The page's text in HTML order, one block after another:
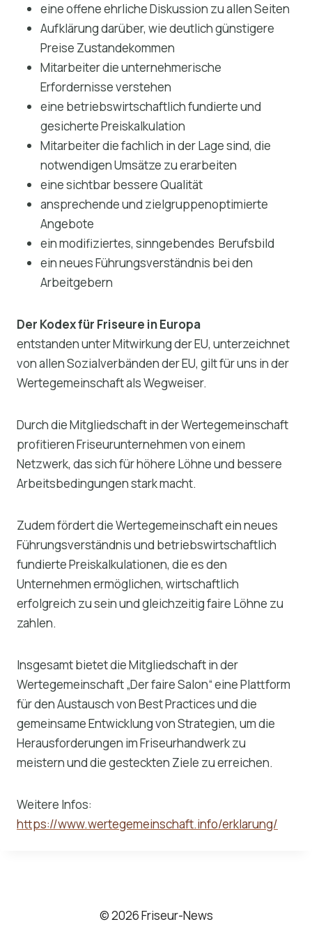
eine offene ehrliche Diskussion zu allen Seiten
Aufklärung darüber, wie deutlich günstigere
Preise Zustandekommen
Mitarbeiter die unternehmerische
Erfordernisse verstehen
eine betriebswirtschaftlich fundierte und
gesicherte Preiskalkulation
Mitarbeiter die fachlich in der Lage sind, die
notwendigen Umsätze zu erarbeiten
eine sichtbar bessere Qualität
ansprechende und zielgruppenoptimierte
Angebote
ein modifiziertes, sinngebendes Berufsbild
ein neues Führungsverständnis bei den
Arbeitgebern
Der Kodex für Friseure in Europa
entstanden unter Mitwirkung der EU, unterzeichnet
von allen Sozialverbänden der EU, gilt für uns in der
Wertegemeinschaft als Wegweiser.
Durch die Mitgliedschaft in der Wertegemeinschaft
profitieren Friseurunternehmen von einem
Netzwerk, das sich für höhere Löhne und bessere
Arbeitsbedingungen stark macht.
Zudem fördert die Wertegemeinschaft ein neues
Führungsverständnis und betriebswirtschaftlich
fundierte Preiskalkulationen, die es den
Unternehmen ermöglichen, wirtschaftlich
erfolgreich zu sein und gleichzeitig faire Löhne zu
zahlen.
Insgesamt bietet die Mitgliedschaft in der
Wertegemeinschaft „Der faire Salon“ eine Plattform
für den Austausch von Best Practices und die
gemeinsame Entwicklung von Strategien, um die
Herausforderungen im Friseurhandwerk zu
meistern und die gesteckten Ziele zu erreichen.
Weitere Infos:
https://www.wertegemeinschaft.info/erklarung/
© 2026 Friseur-News